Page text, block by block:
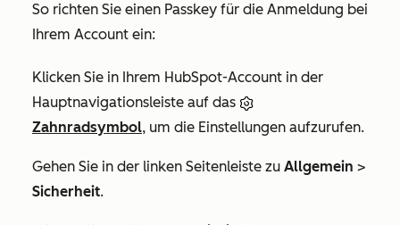
So richten Sie einen Passkey für die Anmeldung bei
Ihrem Account ein:
Klicken Sie in Ihrem HubSpot-Account in der
Hauptnavigationsleiste auf das
Zahnradsymbol, um die Einstellungen aufzurufen.
Gehen Sie in der linken Seitenleiste zu Allgemein >
Sicherheit.